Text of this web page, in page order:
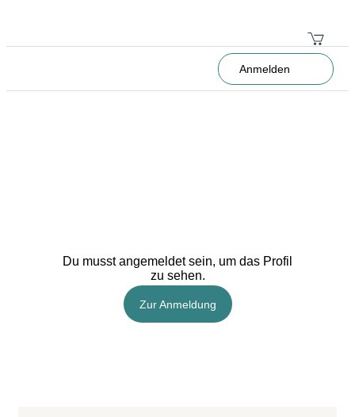
Anmelden
Du musst angemeldet sein, um das Profil
zu sehen.
Zur Anmeldung